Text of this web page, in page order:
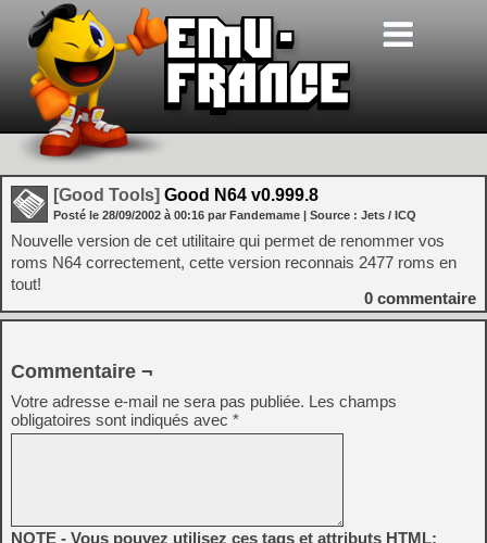
[Good Tools] Good N64 v0.999.8
Posté le 28/09/2002 à 00:16 par Fandemame | Source : Jets / ICQ
Nouvelle version de cet utilitaire qui permet de renommer vos
roms N64 correctement, cette version reconnais 2477 roms en
tout!
0 commentaire
Commentaire ¬
Votre adresse e-mail ne sera pas publiée. Les champs
obligatoires sont indiqués avec *
NOTE - Vous pouvez utilisez ces tags et attributs HTML: